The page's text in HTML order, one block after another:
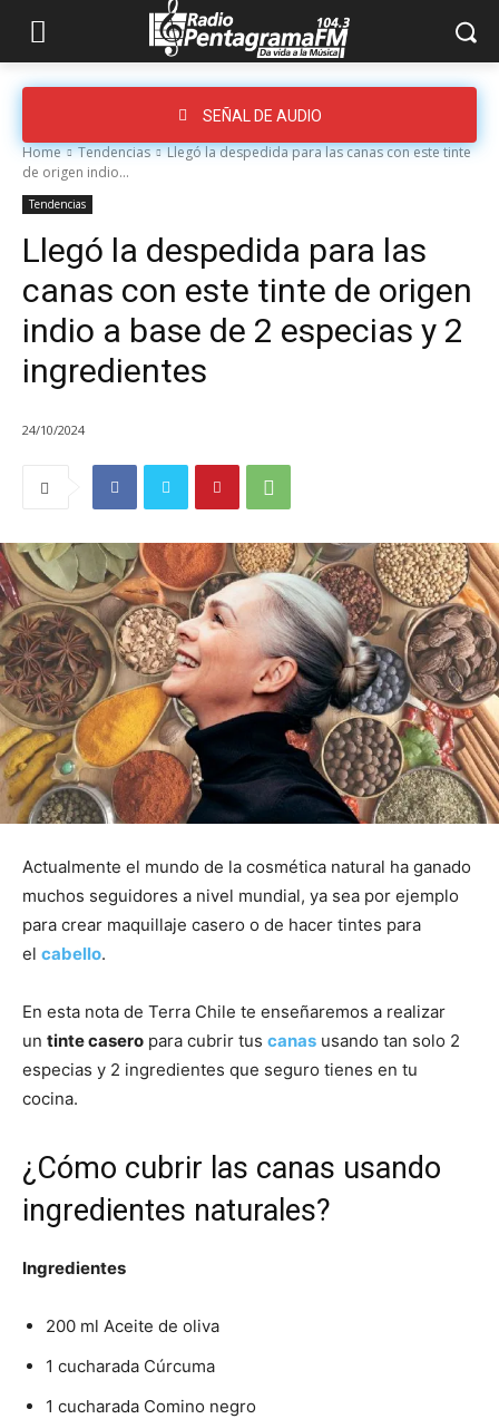
SEÑAL DE AUDIO
Home Tendencias
Llegó la despedida para las canas con este tinte
de origen indio...
Tendencias
Llegó la despedida para las
canas con este tinte de origen
indio a base de 2 especias y 2
ingredientes
24/10/2024
Actualmente el mundo de la cosmética natural ha ganado
muchos seguidores a nivel mundial, ya sea por ejemplo
para crear maquillaje casero o de hacer tintes para
el cabello.
En esta nota de Terra Chile te enseñaremos a realizar
un tinte casero para cubrir tus canas usando tan solo 2
especias y 2 ingredientes que seguro tienes en tu
cocina.
¿Cómo cubrir las canas usando
ingredientes naturales?
Ingredientes
200 ml Aceite de oliva
1 cucharada Cúrcuma
1 cucharada Comino negro